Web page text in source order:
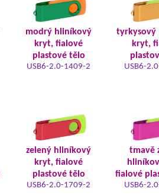
modrý hliníkový
kryt, fialové
plastové tělo
USB6-2.0-1409-2
tyrkysový
kryt,
USB6-
zelený hliníkový
kryt, fialové
plastové tělo
USB6-2.0-1709-2
tmavě
fialové
USB6-